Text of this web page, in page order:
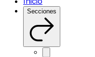
Secciones